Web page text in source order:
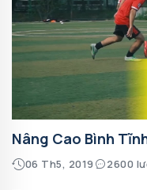
Nâng Cao Bình
06 Th5, 2019 2600